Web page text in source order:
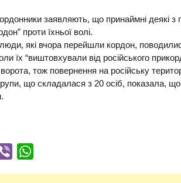
заявляють, що принаймні деякі з
проти їхньої волі.
які вчора перейшли кордон,
їх “виштовхували від російського
тож повернення на російську
що складалася з 20 осіб, показала,
Viber